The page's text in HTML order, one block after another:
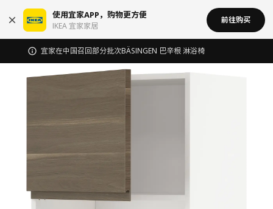
使用宜家APP，购物更方便
IKEA 宜家家居
前往购买
宜家在中国召回部分批次BÄSINGEN 巴辛根 淋浴椅